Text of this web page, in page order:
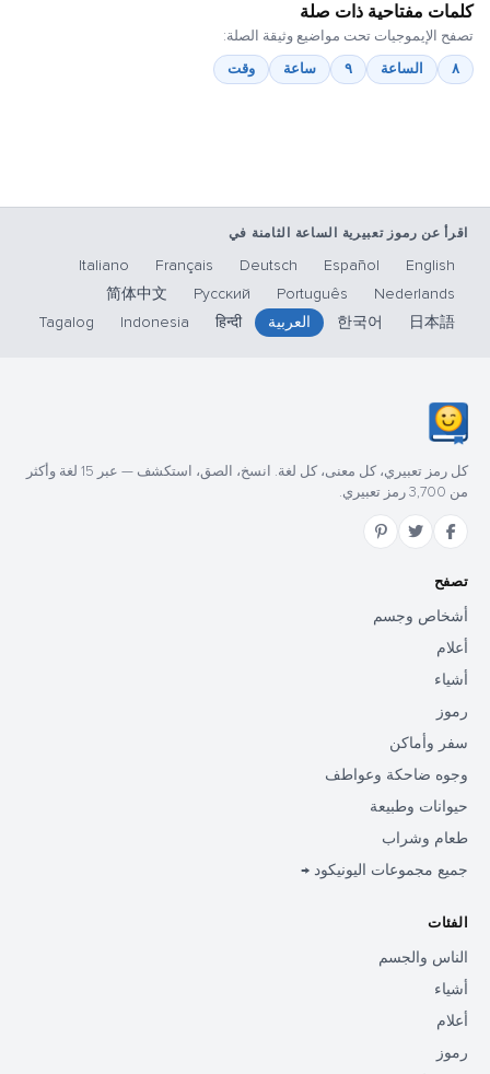
كلمات مفتاحية ذات صلة
تصفح الإيموجيات تحت مواضيع وثيقة الصلة:
٨
الساعة ٩ ساعة وقت
اقرأ عن رموز تعبيرية الساعة الثامنة في
English
Español
Deutsch
Français
Italiano
Nederlands
Português
Русский
简体中文
日本語
한국어 العربية हिन्दी
Indonesia
Tagalog
كل رمز تعبيري، كل معنى، كل لغة. انسخ، الصق، استكشف — عبر 15 لغة وأكثر
من 3,700 رمز تعبيري.
تصفح
أشخاص وجسم
أعلام
أشياء
رموز
سفر وأماكن
وجوه ضاحكة وعواطف
حيوانات وطبيعة
طعام وشراب
جميع مجموعات اليونيكود →
الفئات
الناس والجسم
أشياء
أعلام
رموز